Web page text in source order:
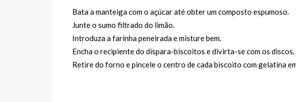
Bata a manteiga com o açúcar até obter um composto espumoso.
Junte o sumo filtrado do limão.
Introduza a farinha peneirada e misture bem.
Encha o recipiente do dispara-biscoitos e divirta-se com os discos.
Retire do forno e pincele o centro de cada biscoito com gelatina